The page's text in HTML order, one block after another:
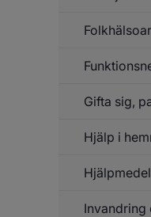
Gifta sig,
Hjälp i
Invandring